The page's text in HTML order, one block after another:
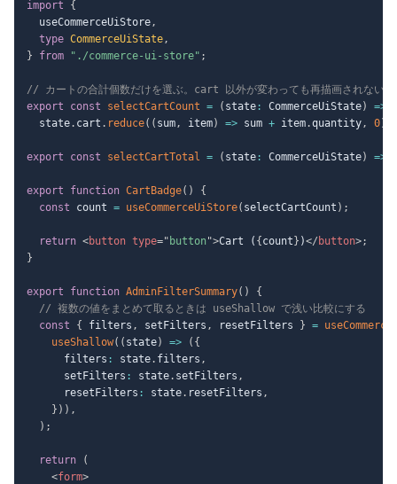
import
{
  useCommerceUiStore
,
type CommerceUiState,
}
from "./commerce-ui-store" ;
// カートの合計個数だけを選ぶ。cart 以外が変わっても再描画されない
export
const selectCartCount = ( state : CommerceUiState)
=>
  state
. cart . reduce( ( sum, item) => sum + item.quantity, 0)
export const selectCartTotal = ( state : CommerceUiState) =>
export function CartBadge( )
{
const count = useCommerceUiStore( selectCartCount ) ;
return <button type=" button">Cart ( { count } )</ button>;
}
export function AdminFilterSummary( )
{
// 複数の値をまとめて取るときは useShallow で浅い比較にする
const
{ filters , setFilters , resetFilters } =
useShallow( ( state) => ( {
      filters
: state. filters ,
      setFilters
: state. setFilters ,
      resetFilters
: state. resetFilters ,
} ) ) ,
) ;
return
(
<form>